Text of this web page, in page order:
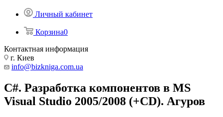
Личный кабинет
Корзина0
Контактная информация
г. Киев
info@bizkniga.com.ua
C#. Разработка компонентов в MS
Visual Studio 2005/2008 (+CD). Агуров